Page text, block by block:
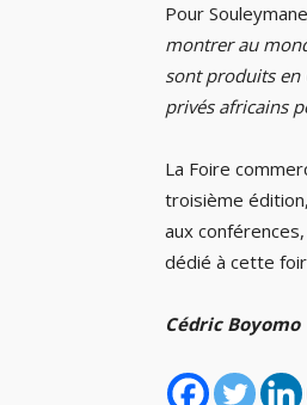
Pour
montrer au
sont produits en
privés africains
La Foire
troisième
aux
dédié à cette
Cédric Boyomo